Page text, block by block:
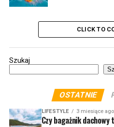
CLICK TO
Szukaj
OSTATNIE
LIFESTYLE 3 miesiące ago
Czy bagażnik